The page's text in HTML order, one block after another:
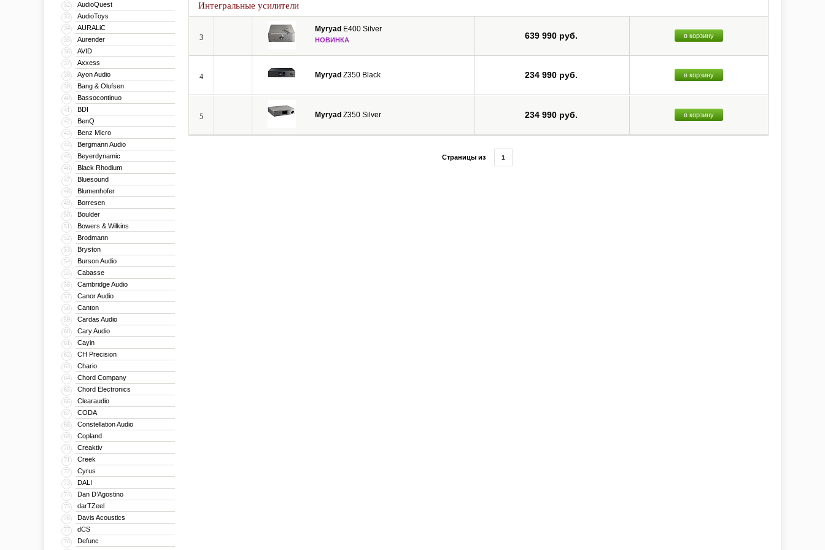
32 AudioQuest
33 AudioToys
34 AURALiC
35 Aurender
36 AVID
37 Axxess
38 Ayon Audio
39 Bang & Olufsen
40 Bassocontinuo
41 BDI
42 BenQ
43 Benz Micro
44 Bergmann Audio
45 Beyerdynamic
46 Black Rhodium
47 Bluesound
48 Blumenhofer
49 Borresen
50 Boulder
51 Bowers & Wilkins
52 Brodmann
53 Bryston
54 Burson Audio
55 Cabasse
56 Cambridge Audio
57 Canor Audio
58 Canton
59 Cardas Audio
60 Cary Audio
61 Cayin
62 CH Precision
63 Chario
64 Chord Company
65 Chord Electronics
66 Clearaudio
67 CODA
68 Constellation Audio
69 Copland
70 Creaktiv
71 Creek
72 Cyrus
73 DALI
74 Dan D’Agostino
75 darTZeel
76 Davis Acoustics
77 dCS
78 Defunc
Интегральные усилители
3
Myryad E400 Silver
НОВИНКА 639 990 руб. в корзину
4 Myryad Z350 Black 234 990 руб. в корзину
5 Myryad Z350 Silver 234 990 руб. в корзину
Страницы из 1